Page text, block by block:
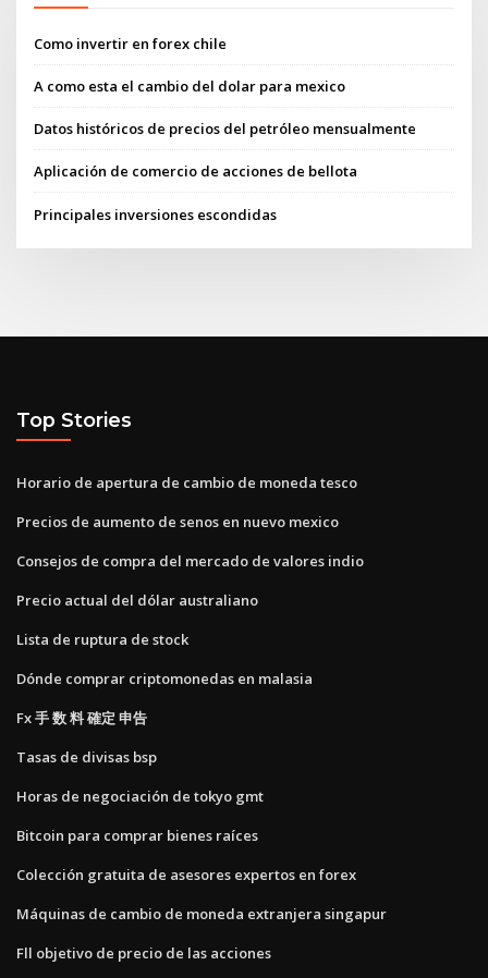
Como invertir en forex chile
A como esta el cambio del dolar para mexico
Datos históricos de precios del petróleo mensualmente
Aplicación de comercio de acciones de bellota
Principales inversiones escondidas
Top Stories
Horario de apertura de cambio de moneda tesco
Precios de aumento de senos en nuevo mexico
Consejos de compra del mercado de valores indio
Precio actual del dólar australiano
Lista de ruptura de stock
Dónde comprar criptomonedas en malasia
Fx 手 数 料 確定 申告
Tasas de divisas bsp
Horas de negociación de tokyo gmt
Bitcoin para comprar bienes raíces
Colección gratuita de asesores expertos en forex
Máquinas de cambio de moneda extranjera singapur
Fll objetivo de precio de las acciones